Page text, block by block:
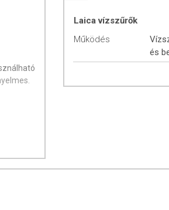
és
Laica vízszűrők
Működés
és